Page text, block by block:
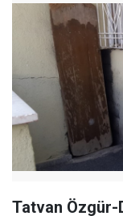
Tatvan Özgür-